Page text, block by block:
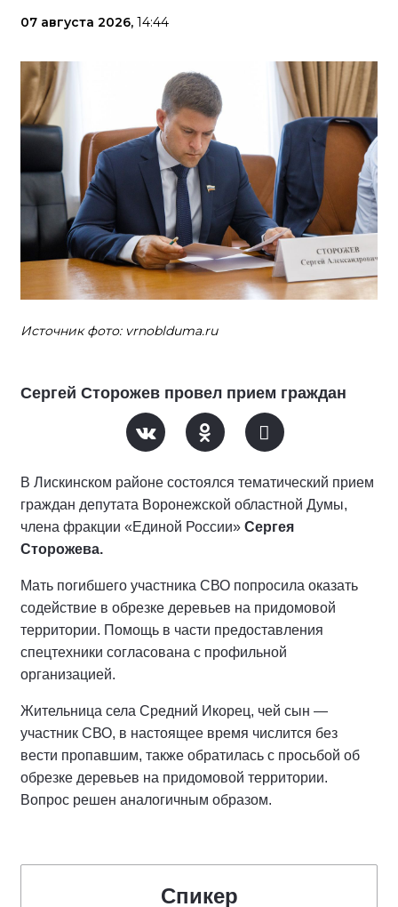
07 августа 2026, 14:44
Источник фото: vrnoblduma.ru
Сергей Сторожев провел прием граждан
В Лискинском районе состоялся тематический прием
граждан депутата Воронежской областной Думы,
члена фракции «Единой России» Сергея
Сторожева.
Мать погибшего участника СВО попросила оказать
содействие в обрезке деревьев на придомовой
территории. Помощь в части предоставления
спецтехники согласована с профильной
организацией.
Жительница села Средний Икорец, чей сын —
участник СВО, в настоящее время числится без
вести пропавшим, также обратилась с просьбой об
обрезке деревьев на придомовой территории.
Вопрос решен аналогичным образом.
Спикер